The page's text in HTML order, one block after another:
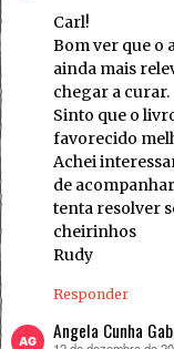
Carl!
Bom ver que o
ainda mais
chegar a curar.
Sinto que o
favorecido
Achei
de
tenta resolver
cheirinhos
Rudy
Responder
Angela Cunha